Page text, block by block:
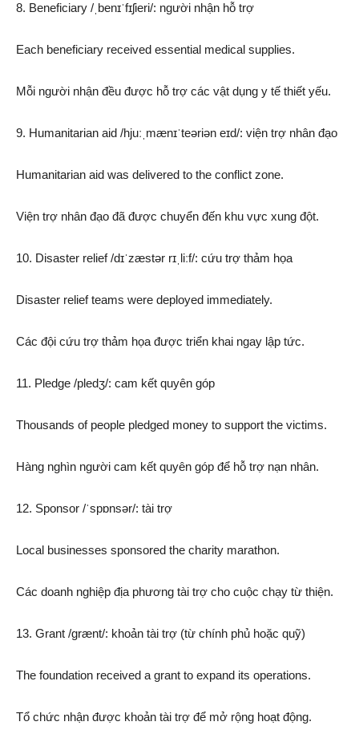
8. Beneficiary /ˌbenɪˈfɪʃieri/: người nhận hỗ trợ
Each beneficiary received essential medical supplies.
Mỗi người nhận đều được hỗ trợ các vật dụng y tế thiết yếu.
9. Humanitarian aid /hjuːˌmænɪˈteəriən eɪd/: viện trợ nhân đạo
Humanitarian aid was delivered to the conflict zone.
Viện trợ nhân đạo đã được chuyển đến khu vực xung đột.
10. Disaster relief /dɪˈzæstər rɪˌliːf/: cứu trợ thảm họa
Disaster relief teams were deployed immediately.
Các đội cứu trợ thảm họa được triển khai ngay lập tức.
11. Pledge /pledʒ/: cam kết quyên góp
Thousands of people pledged money to support the victims.
Hàng nghìn người cam kết quyên góp để hỗ trợ nạn nhân.
12. Sponsor /ˈspɒnsər/: tài trợ
Local businesses sponsored the charity marathon.
Các doanh nghiệp địa phương tài trợ cho cuộc chạy từ thiện.
13. Grant /ɡrænt/: khoản tài trợ (từ chính phủ hoặc quỹ)
The foundation received a grant to expand its operations.
Tổ chức nhận được khoản tài trợ để mở rộng hoạt động.